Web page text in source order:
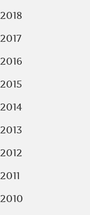
2018
2017
2016
2015
2014
2013
2012
2011
2010